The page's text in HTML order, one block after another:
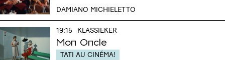
DAMIANO MICHIELETTO
19:15 KLASSIEKER
Mon Oncle
TATI AU CINÉMA!